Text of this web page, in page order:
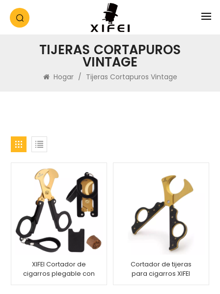
TIJERAS CORTAPUROS
VINTAGE
Hogar / Tijeras Cortapuros Vintage
XIFEI Cortador de
cigarros plegable con
estuche de cuero
Cortador de tijeras
para cigarros XIFEI